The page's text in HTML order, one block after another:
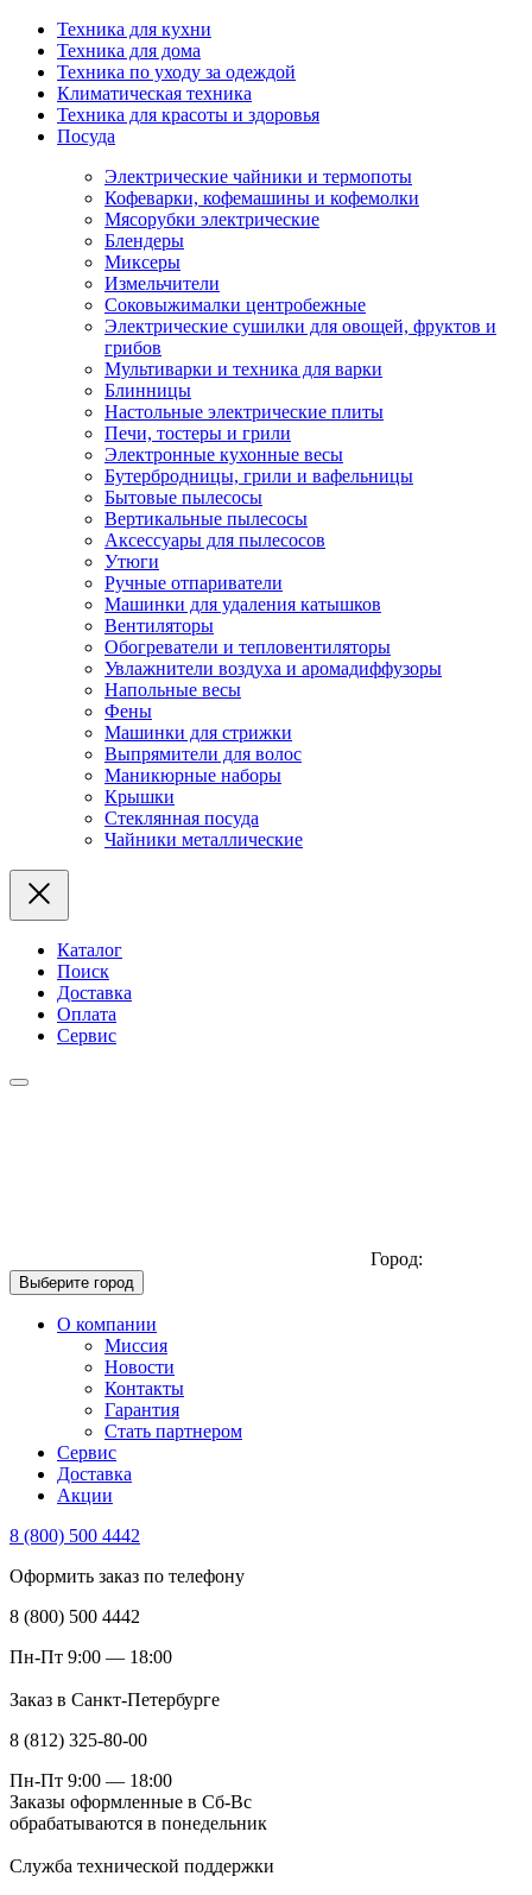
Техника для кухни
Техника для дома
Техника по уходу за одеждой
Климатическая техника
Техника для красоты и здоровья
Посуда
Электрические чайники и термопоты
Кофеварки, кофемашины и кофемолки
Мясорубки электрические
Блендеры
Миксеры
Измельчители
Соковыжималки центробежные
Электрические сушилки для овощей, фруктов и
грибов
Мультиварки и техника для варки
Блинницы
Настольные электрические плиты
Печи, тостеры и грили
Электронные кухонные весы
Бутербродницы, грили и вафельницы
Бытовые пылесосы
Вертикальные пылесосы
Аксессуары для пылесосов
Утюги
Ручные отпариватели
Машинки для удаления катышков
Вентиляторы
Обогреватели и тепловентиляторы
Увлажнители воздуха и аромадиффузоры
Напольные весы
Фены
Машинки для стрижки
Выпрямители для волос
Маникюрные наборы
Крышки
Стеклянная посуда
Чайники металлические
Каталог
Поиск
Доставка
Оплата
Сервис
Город:
Выберите город
О компании
Миссия
Новости
Контакты
Гарантия
Стать партнером
Сервис
Доставка
Акции
8 (800) 500 4442
Оформить заказ по телефону
8 (800) 500 4442
Пн-Пт 9:00 — 18:00
Заказ в Санкт-Петербурге
8 (812) 325-80-00
Пн-Пт 9:00 — 18:00
Заказы оформленные в Сб-Вс
обрабатываются в понедельник
Служба технической поддержки